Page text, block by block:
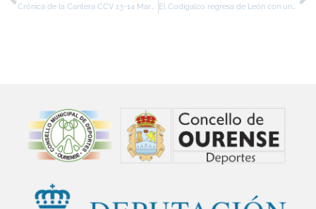
Crónica de la Cantera CCV 13-14 Marzo El Codigalco regresa de León con una abultada derrota